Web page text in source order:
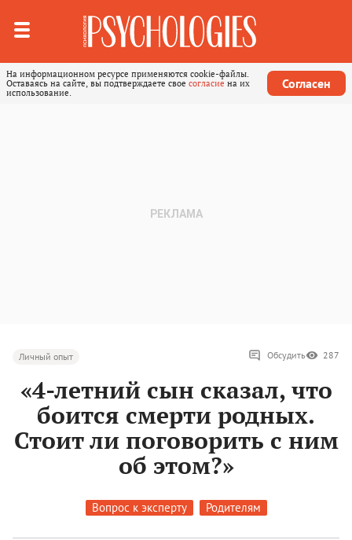
На информационном ресурсе применяются cookie-файлы.
Оставаясь на сайте, вы подтверждаете свое согласие на их
использование.
Согласен
Личный опыт Обсудить 287
«4-летний сын сказал, что
боится смерти родных.
Стоит ли поговорить с ним
об этом?»
Вопрос к эксперту Родителям